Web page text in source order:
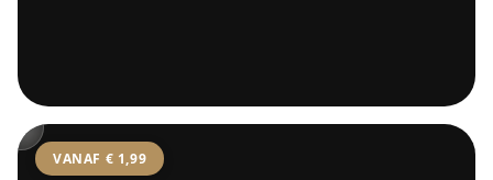
VANAF € 1,99